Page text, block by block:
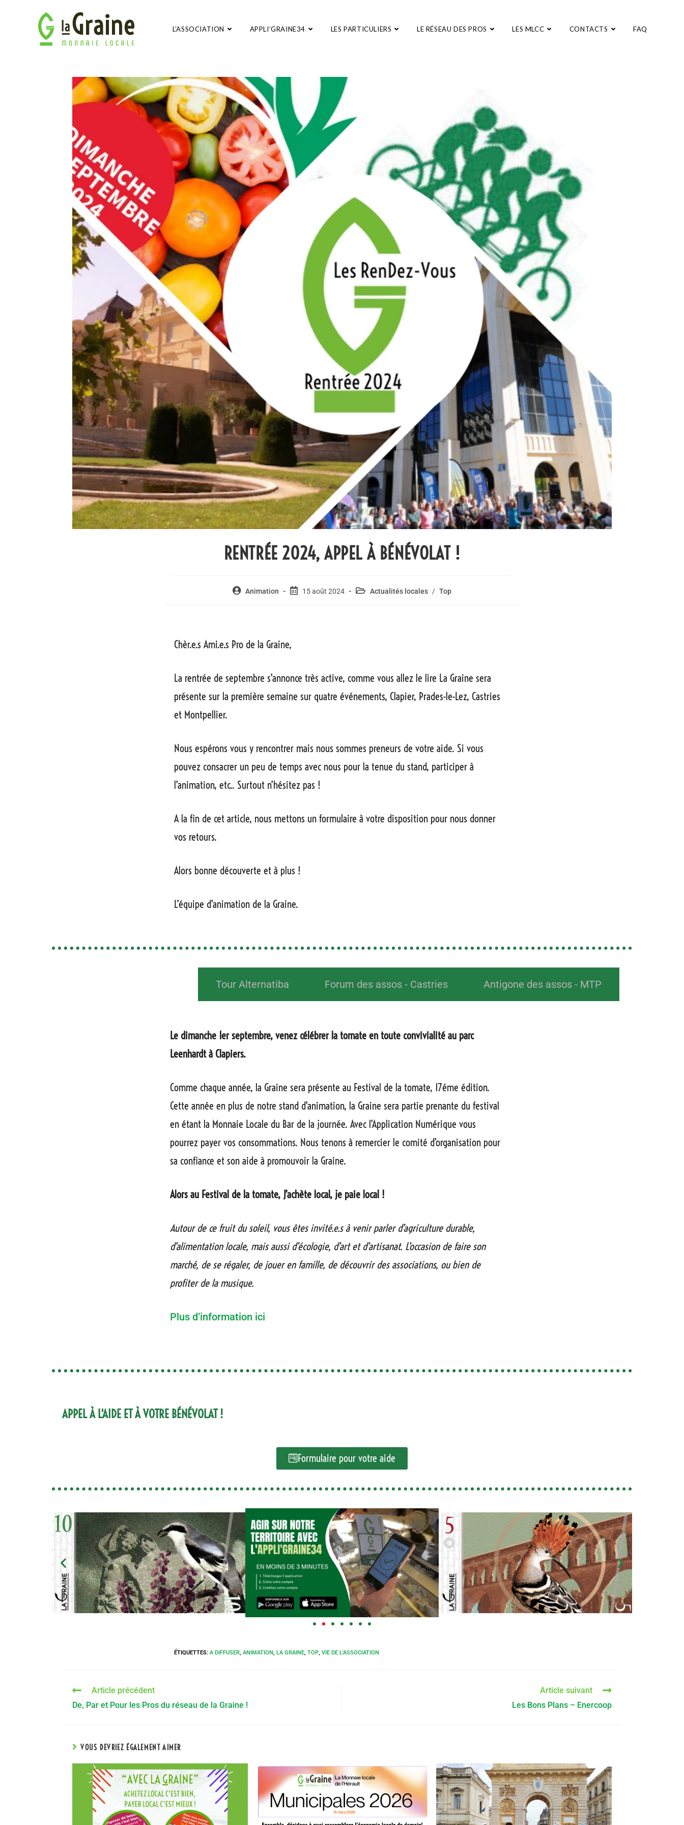
L’ASSOCIATION APPLI’GRAINE34 LES PARTICULIERS LE RÉSEAU DES PROS LES MLCC CONTACTS FAQ
RENTRÉE 2024, APPEL À BÉNÉVOLAT !
Animation 15 août 2024 Actualités locales / Top
Chèr.e.s Ami.e.s Pro de la Graine,
La rentrée de septembre s’annonce très active, comme vous allez le lire La Graine sera
présente sur la première semaine sur quatre événements, Clapier, Prades-le-Lez, Castries
et Montpellier.
Nous espérons vous y rencontrer mais nous sommes preneurs de votre aide. Si vous
pouvez consacrer un peu de temps avec nous pour la tenue du stand, participer à
l’animation, etc.. Surtout n’hésitez pas !
A la fin de cet article, nous mettons un formulaire à votre disposition pour nous donner
vos retours.
Alors bonne découverte et à plus !
L’équipe d’animation de la Graine.
Tour Alternatiba Forum des assos - Castries Antigone des assos - MTP
Le dimanche 1er septembre, venez célébrer la tomate en toute convivialité au parc
Leenhardt à Clapiers.
Comme chaque année, la Graine sera présente au Festival de la tomate, 17éme édition.
Cette année en plus de notre stand d’animation, la Graine sera partie prenante du festival
en étant la Monnaie Locale du Bar de la journée. Avec l’Application Numérique vous
pourrez payer vos consommations. Nous tenons à remercier le comité d’organisation pour
sa confiance et son aide à promouvoir la Graine.
Alors au Festival de la tomate, J’achète local, je paie local !
Autour de ce fruit du soleil, vous êtes invité.e.s à venir parler d’agriculture durable,
d’alimentation locale, mais aussi d’écologie, d’art et d’artisanat. L’occasion de faire son
marché, de se régaler, de jouer en famille, de découvrir des associations, ou bien de
profiter de la musique.
Plus d’information ici
APPEL À L'AIDE ET À VOTRE BÉNÉVOLAT !
Formulaire pour votre aide
ÉTIQUETTES: A DIFFUSER, ANIMATION, LA GRAINE, TOP, VIE DE L'ASSOCIATION
Article précédent
De, Par et Pour les Pros du réseau de la Graine !
Article suivant
Les Bons Plans – Enercoop
VOUS DEVRIEZ ÉGALEMENT AIMER